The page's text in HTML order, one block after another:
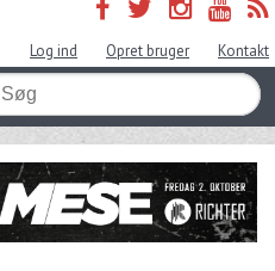
Log ind Opret bruger Kontakt